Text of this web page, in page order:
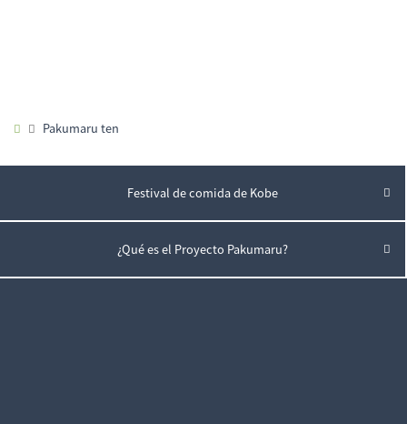
Pakumaru ten
Festival de comida de Kobe
¿Qué es el Proyecto Pakumaru?